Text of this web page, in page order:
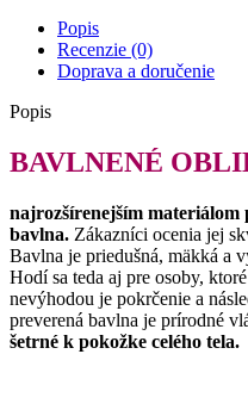
Popis
Recenzie (0)
Doprava a doručenie
Popis
BAVLNENÉ
najrozšírenejším materiálom
bavlna. Zákazníci ocenia jej
Bavlna je priedušná, mäkká a
Hodí sa teda aj pre osoby,
nevýhodou je pokrčenie a
preverená bavlna je prírodné
šetrné k pokožke celého tela.